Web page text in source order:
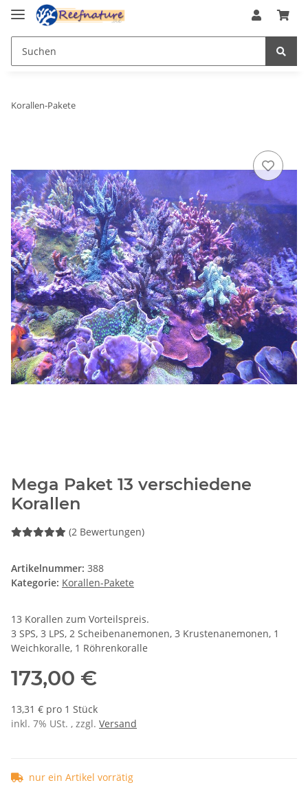
Korallen-Pakete
Mega Paket 13 verschiedene
Korallen
(2 Bewertungen)
Artikelnummer: 388
Kategorie: Korallen-Pakete
13 Korallen zum Vorteilspreis.
3 SPS, 3 LPS, 2 Scheibenanemonen, 3 Krustenanemonen, 1
Weichkoralle, 1 Röhrenkoralle
173,00 €
13,31 € pro 1 Stück
inkl. 7% USt. , zzgl. Versand
nur ein Artikel vorrätig